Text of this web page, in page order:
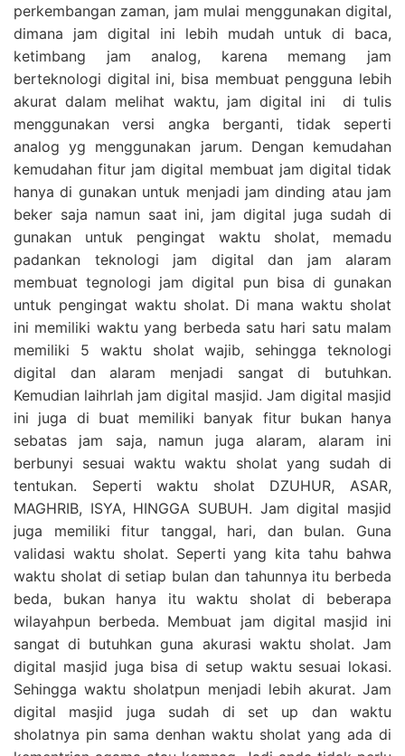
perkembangan zaman, jam mulai menggunakan digital,
dimana jam digital ini lebih mudah untuk di baca,
ketimbang jam analog, karena memang jam
berteknologi digital ini, bisa membuat pengguna lebih
akurat dalam melihat waktu, jam digital ini di tulis
menggunakan versi angka berganti, tidak seperti
analog yg menggunakan jarum. Dengan kemudahan
kemudahan fitur jam digital membuat jam digital tidak
hanya di gunakan untuk menjadi jam dinding atau jam
beker saja namun saat ini, jam digital juga sudah di
gunakan untuk pengingat waktu sholat, memadu
padankan teknologi jam digital dan jam alaram
membuat tegnologi jam digital pun bisa di gunakan
untuk pengingat waktu sholat. Di mana waktu sholat
ini memiliki waktu yang berbeda satu hari satu malam
memiliki 5 waktu sholat wajib, sehingga teknologi
digital dan alaram menjadi sangat di butuhkan.
Kemudian laihrlah jam digital masjid. Jam digital masjid
ini juga di buat memiliki banyak fitur bukan hanya
sebatas jam saja, namun juga alaram, alaram ini
berbunyi sesuai waktu waktu sholat yang sudah di
tentukan. Seperti waktu sholat DZUHUR, ASAR,
MAGHRIB, ISYA, HINGGA SUBUH. Jam digital masjid
juga memiliki fitur tanggal, hari, dan bulan. Guna
validasi waktu sholat. Seperti yang kita tahu bahwa
waktu sholat di setiap bulan dan tahunnya itu berbeda
beda, bukan hanya itu waktu sholat di beberapa
wilayahpun berbeda. Membuat jam digital masjid ini
sangat di butuhkan guna akurasi waktu sholat. Jam
digital masjid juga bisa di setup waktu sesuai lokasi.
Sehingga waktu sholatpun menjadi lebih akurat. Jam
digital masjid juga sudah di set up dan waktu
sholatnya pin sama denhan waktu sholat yang ada di